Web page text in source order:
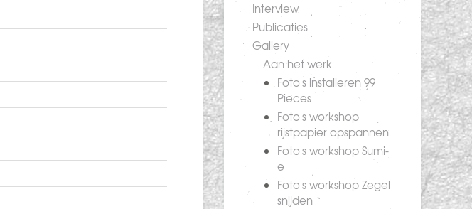
Interview
Publicaties
Gallery
Aan het werk
Foto's installeren 99
Pieces
Foto's workshop
rijstpapier opspannen
Foto's workshop Sumi-
e
Foto's workshop Zegel
snijden